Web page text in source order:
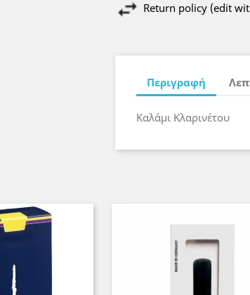
Return policy (edit
Περιγραφή
Καλάμι Κλαρινέτου